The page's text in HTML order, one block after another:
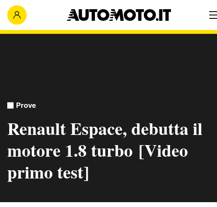
Prove
Renault Espace, debutta il
motore 1.8 turbo [Video
primo test]